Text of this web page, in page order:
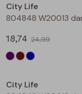
City Life
18,74 24,99
City Life